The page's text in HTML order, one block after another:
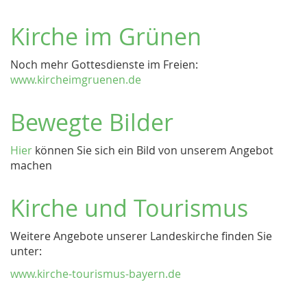
Kirche im Grünen
Noch mehr Gottesdienste im Freien:
www.kircheimgruenen.de
Bewegte Bilder
Hier können Sie sich ein Bild von unserem Angebot
machen
Kirche und Tourismus
Weitere Angebote unserer Landeskirche finden Sie
unter:
www.kirche-tourismus-bayern.de